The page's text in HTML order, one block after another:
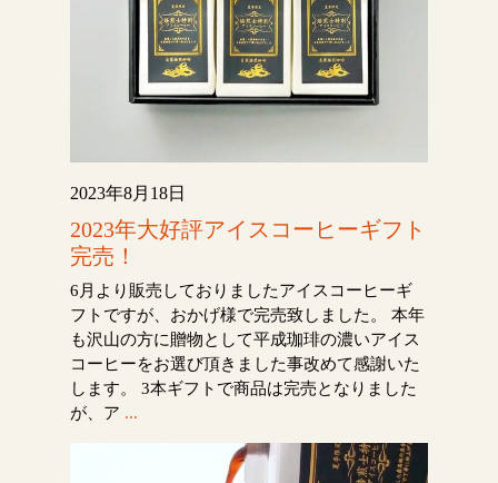
2023年8月18日
2023年大好評アイスコーヒーギフト
完売！
6月より販売しておりましたアイスコーヒーギ
フトですが、おかげ様で完売致しました。 本年
も沢山の方に贈物として平成珈琲の濃いアイス
コーヒーをお選び頂きました事改めて感謝いた
します。 3本ギフトで商品は完売となりました
が、ア ...